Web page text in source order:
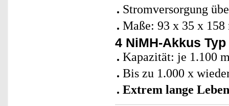
Stromversorgung
Maße: 93 x 35 x
4 NiMH-Akkus
Kapazität: je 1.100
Bis zu 1.000 x
Extrem lange